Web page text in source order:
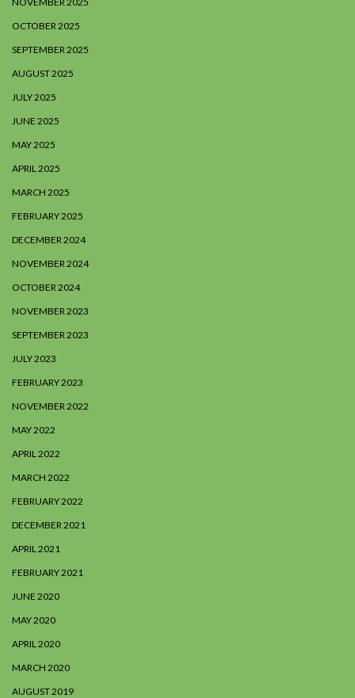
OCTOBER 2025
SEPTEMBER 2025
AUGUST 2025
JULY 2025
JUNE 2025
MAY 2025
APRIL 2025
MARCH 2025
FEBRUARY 2025
DECEMBER 2024
NOVEMBER 2024
OCTOBER 2024
NOVEMBER 2023
SEPTEMBER 2023
JULY 2023
FEBRUARY 2023
NOVEMBER 2022
MAY 2022
APRIL 2022
MARCH 2022
FEBRUARY 2022
DECEMBER 2021
APRIL 2021
FEBRUARY 2021
JUNE 2020
MAY 2020
APRIL 2020
MARCH 2020
AUGUST 2019